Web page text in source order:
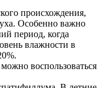
происхождения,
Особенно важно
период, когда
влажности в
воспользоваться